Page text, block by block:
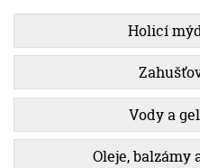
Holicí
Vody a
Oleje, balzámy